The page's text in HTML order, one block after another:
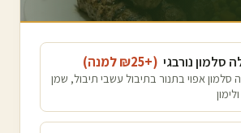
סלמון נורבגי (+₪
25 למנה)
סלמון אפוי בתנור בתיבול עשבי תיבול, שמן